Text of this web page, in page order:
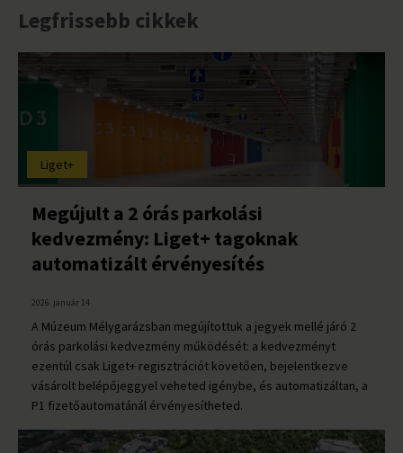
Legfrissebb cikkek
Liget+
Megújult a 2 órás parkolási
kedvezmény: Liget+ tagoknak
automatizált érvényesítés
2026. január 14.
A Múzeum Mélygarázsban megújítottuk a jegyek mellé járó 2
órás parkolási kedvezmény működését: a kedvezményt
ezentúl csak Liget+ regisztrációt követően, bejelentkezve
vásárolt belépőjeggyel veheted igénybe, és automatizáltan, a
P1 fizetőautomatánál érvényesítheted.